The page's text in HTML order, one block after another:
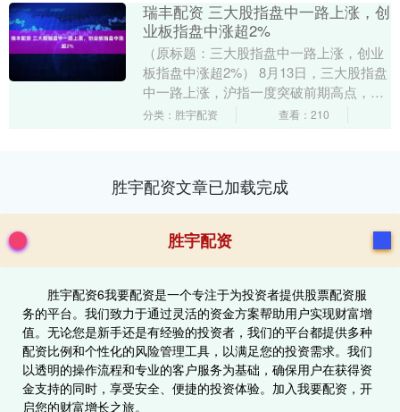
瑞丰配资 三大股指盘中一路上涨，创
业板指盘中涨超2%
（原标题：三大股指盘中一路上涨，创业
板指盘中涨超2%） 8月13日，三大股指盘
中一路上涨，沪指一度突破前期高点，创
2021年12月以来新高；创业板指盘中涨超
分类：胜宇配资 查看：210
胜宇配资文章已加载完成
胜宇配资
胜宇配资6我要配资是一个专注于为投资者提供股票配资服
务的平台。我们致力于通过灵活的资金方案帮助用户实现财富增
值。无论您是新手还是有经验的投资者，我们的平台都提供多种
配资比例和个性化的风险管理工具，以满足您的投资需求。我们
以透明的操作流程和专业的客户服务为基础，确保用户在获得资
金支持的同时，享受安全、便捷的投资体验。加入我要配资，开
启您的财富增长之旅。